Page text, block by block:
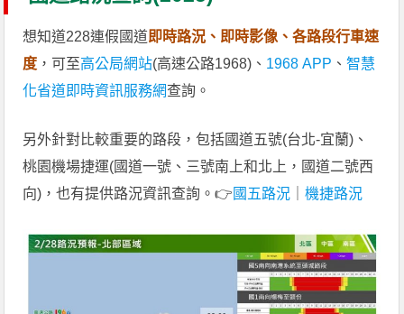
想知道228連假國道即時路況、即時影像、各路段行車速
度 ，可至高公局網站(高速公路1968)、 1968 APP 、智慧
化省道即時資訊服務網查詢。
另外針對比較重要的路段，包括國道五號(台北-宜蘭)、
桃園機場捷運(國道一號、三號南上和北上，國道二號西
向)，也有提供路況資訊查詢。👉 國五路況 ｜機捷路況